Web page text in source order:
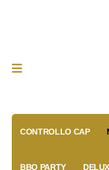
CONTROLLO CAP
BBQ PARTY